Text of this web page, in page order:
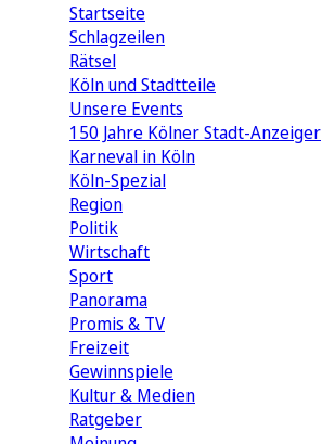
Startseite
Schlagzeilen
Rätsel
Köln und Stadtteile
Unsere Events
150 Jahre Kölner Stadt-Anzeiger
Karneval in Köln
Köln-Spezial
Region
Politik
Wirtschaft
Sport
Panorama
Promis & TV
Freizeit
Gewinnspiele
Kultur & Medien
Ratgeber